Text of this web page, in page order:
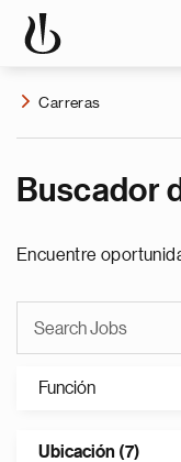
Carreras
Buscador
Encuentre
Función
Ubicación (7)